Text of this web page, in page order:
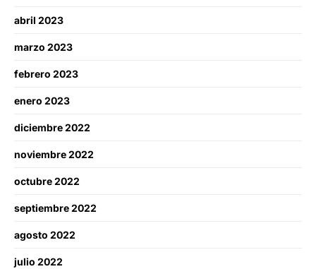
abril 2023
marzo 2023
febrero 2023
enero 2023
diciembre 2022
noviembre 2022
octubre 2022
septiembre 2022
agosto 2022
julio 2022